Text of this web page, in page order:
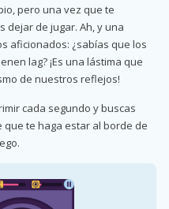
pero una vez que te
dejar de jugar. Ah, y una
aficionados: ¿sabías que los
lag? ¡Es una lástima que
de nuestros reflejos!
cada segundo y buscas
te haga estar al borde de